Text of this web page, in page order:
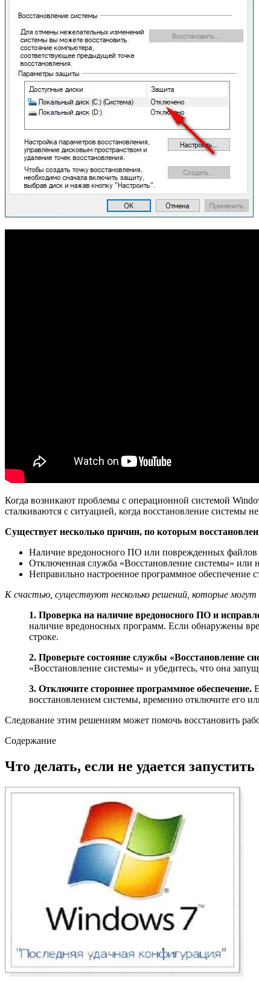
Когда возникают проблемы с операционной системой
сталкиваются с ситуацией, когда восстановление системы
Существует несколько причин, по которым
Наличие вредоносного ПО или поврежденных файлов
Отключенная служба «Восстановление системы» или
Неправильно настроенное программное обеспечение
К счастью, существуют несколько решений, которые
1. Проверка на наличие вредоносного ПО и
наличие вредоносных программ. Если обнаружены
строке.
2. Проверьте состояние службы «Восстановление
«Восстановление системы» и убедитесь, что она
3. Отключите стороннее программное обеспечение.
восстановлением системы, временно отключите его
Следование этим решениям может помочь восстановить
Содержание
Что делать, если не удается